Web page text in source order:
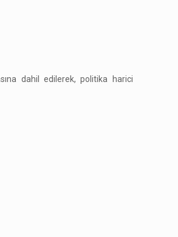
dahil edilerek, politika harici